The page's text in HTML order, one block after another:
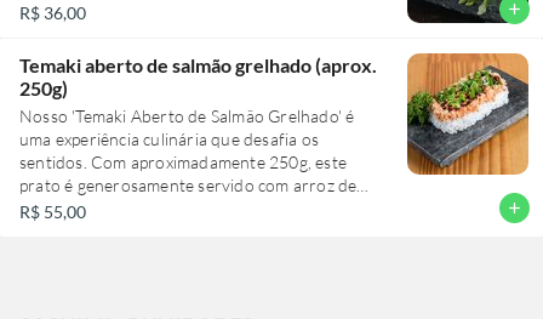
R$ 36,00 add
Temaki aberto de salmão grelhado (aprox.
250g)
Nosso 'Temaki Aberto de Salmão Grelhado' é
uma experiência culinária que desafia os
sentidos. Com aproximadamente 250g, este
prato é generosamente servido com arroz de
sushi premium, perfeitamente cozido, servindo
R$ 55,00 add